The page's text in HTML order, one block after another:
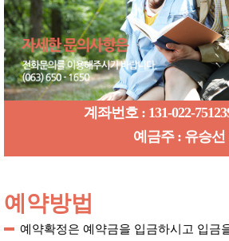
계좌번호 : 131-022-
예금주 : 유승선
예약방법
예약확정은 예약금을 입금하시고 입금